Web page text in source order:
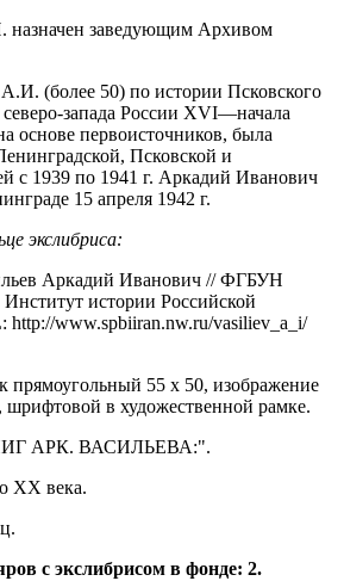
назначен заведующим Архивом
(более 50) по истории Псковского
запада России XVI—начала
основе первоисточников, была
Псковской и
с 1939 по 1941 г. Аркадий Иванович
15 апреля 1942 г.
экслибриса:
Аркадий Иванович // ФГБУН
истории Российской
http://www.spbiiran.nw.ru/vasiliev_a_i/
55 х 50, изображение
в художественной рамке.
АРК. ВАСИЛЬЕВА:".
ХХ века.
с экслибрисом в фонде: 2.